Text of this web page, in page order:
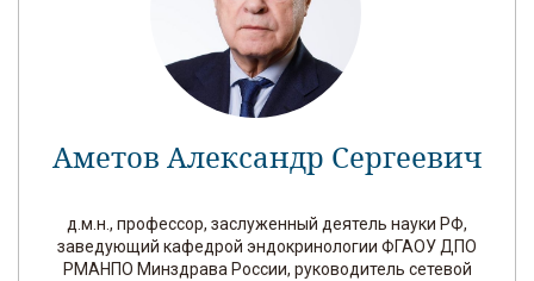
Аметов Александр Сергеевич
д.м.н., профессор, заслуженный деятель науки РФ,
заведующий кафедрой эндокринологии ФГАОУ ДПО
РМАНПО Минздрава России, руководитель сетевой